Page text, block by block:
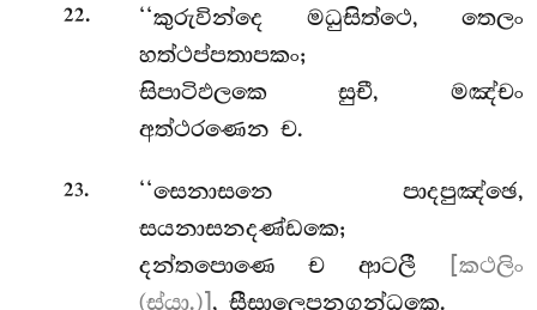
22.
‘‘කුරුවින්දෙ මධුසිත්ථෙ, තෙලං
හත්ථප්පතාපකං;
සිපාටිඵලකෙ සුචී, මඤ්චං
අත්ථරණෙන ච.
23.
‘‘සෙනාසනෙ පාදපුඤ්ඡෙ,
සයනාසනදණ්ඩකෙ;
දන්තපොණෙ ච ආටලී
[කථලිං
(ස්යා.)] , සීසාලෙපනගන්ධකෙ.